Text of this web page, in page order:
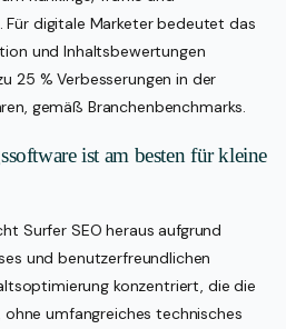
Für digitale Marketer bedeutet das
und Inhaltsbewertungen
25 % Verbesserungen in der
gemäß Branchenbenchmarks.
ist am besten für kleine
Surfer SEO heraus aufgrund
und benutzerfreundlichen
konzentriert, die die
umfangreiches technisches